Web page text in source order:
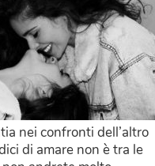
nei confronti dell’altro
di amare non è tra le